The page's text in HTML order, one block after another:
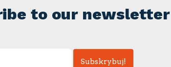
to our newsletter